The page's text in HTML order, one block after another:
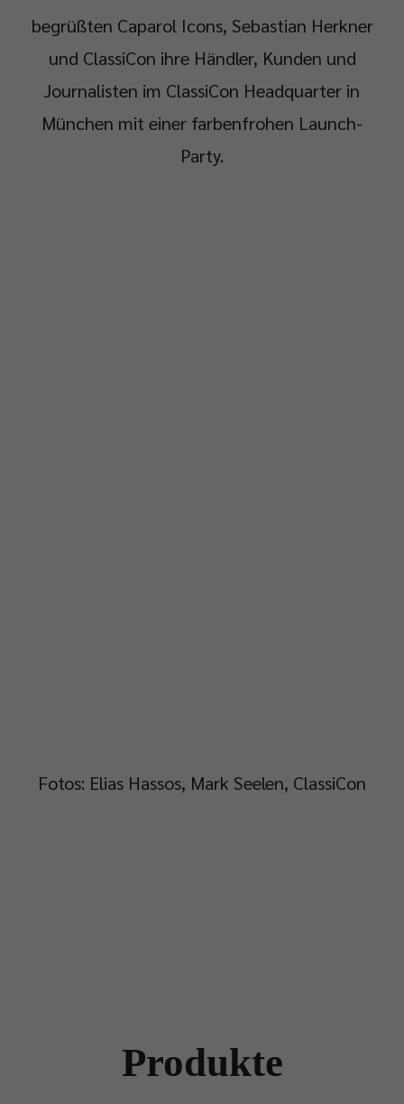
begrüßten Caparol Icons, Sebastian Herkner
und ClassiCon ihre Händler, Kunden und
Journalisten im ClassiCon Headquarter in
München mit einer farbenfrohen Launch-
Party.
Fotos: Elias Hassos, Mark Seelen, ClassiCon
Produkte